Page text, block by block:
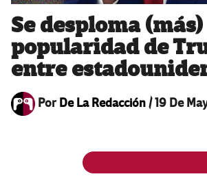
Se desploma (más)
popularidad de
entre
PorDe La Redacción/19 De